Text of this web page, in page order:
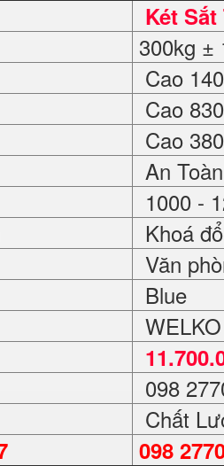
Két
300kg ±
Cao
Cao
Cao
An
1000 -
Khoá
Văn
Blue
098
Chất
098